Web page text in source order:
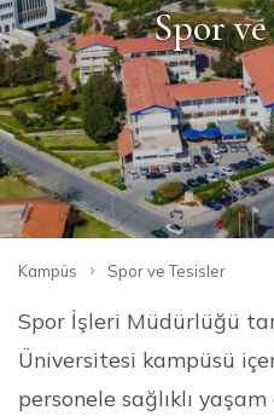
Spor
Kampüs › Spor ve Tesisler
Spor İşleri Müdürlüğü
Üniversitesi kampüsü
personele sağlıklı